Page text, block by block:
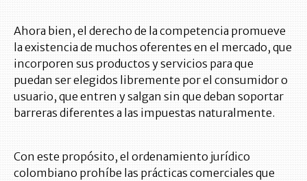
Ahora bien, el derecho de la competencia promueve
la existencia de muchos oferentes en el mercado, que
incorporen sus productos y servicios para que
puedan ser elegidos libremente por el consumidor o
usuario, que entren y salgan sin que deban soportar
barreras diferentes a las impuestas naturalmente.
Con este propósito, el ordenamiento jurídico
colombiano prohíbe las prácticas comerciales que